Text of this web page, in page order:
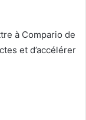
à Compario de
et d’accélérer